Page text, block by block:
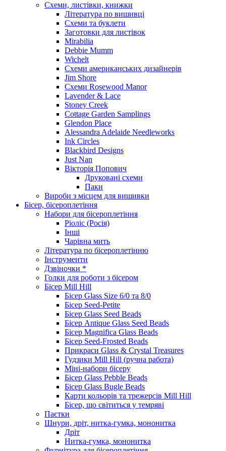
Схеми, листівки, книжки
Література по вишивці
Схеми та буклети
Заготовки для листівок
Mirabilia
Debbie Mumm
Wichelt
Схеми американських дизайнерів
Jim Shore
Cхеми Rosewood Manor
Lavender & Lace
Stoney Creek
Cottage Garden Samplings
Glendon Place
Alessandra Adelaide Needleworks
Ink Circles
Blackbird Designs
Just Nan
Вікторія Попович
Друковані схеми
Паки
Вироби з місцем для вишивки
Бісер, бісероплетіння
Набори для бісероплетіння
Ріоліс (Росія)
Інші
Чарівна мить
Література по бісероплетінню
Інструменти
Дзвіночки *
Голки для роботи з бісером
Бісер Mill Hill
Бісер Glass Size 6/0 та 8/0
Бісер Seed-Petite
Бісер Glass Seed Beads
Бісер Antique Glass Seed Beads
Бісер Magnifica Glass Beads
Бісер Seed-Frosted Beads
Прикраси Glass & Crystal Treasures
Гудзики Mill Hill (ручна работа)
Міні-набори бісеру
Бісер Glass Pebble Beads
Бісер Glass Bugle Beads
Карти кольорів та трежерсів Mill Hill
Бісер, що світиться у темряві
Паєтки
Шнури, дріт, нитка-гумка, мононитка
Дріт
Нитка-гумка, мононитка